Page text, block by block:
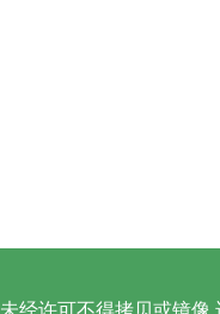
未经许可不得拷贝或镜像